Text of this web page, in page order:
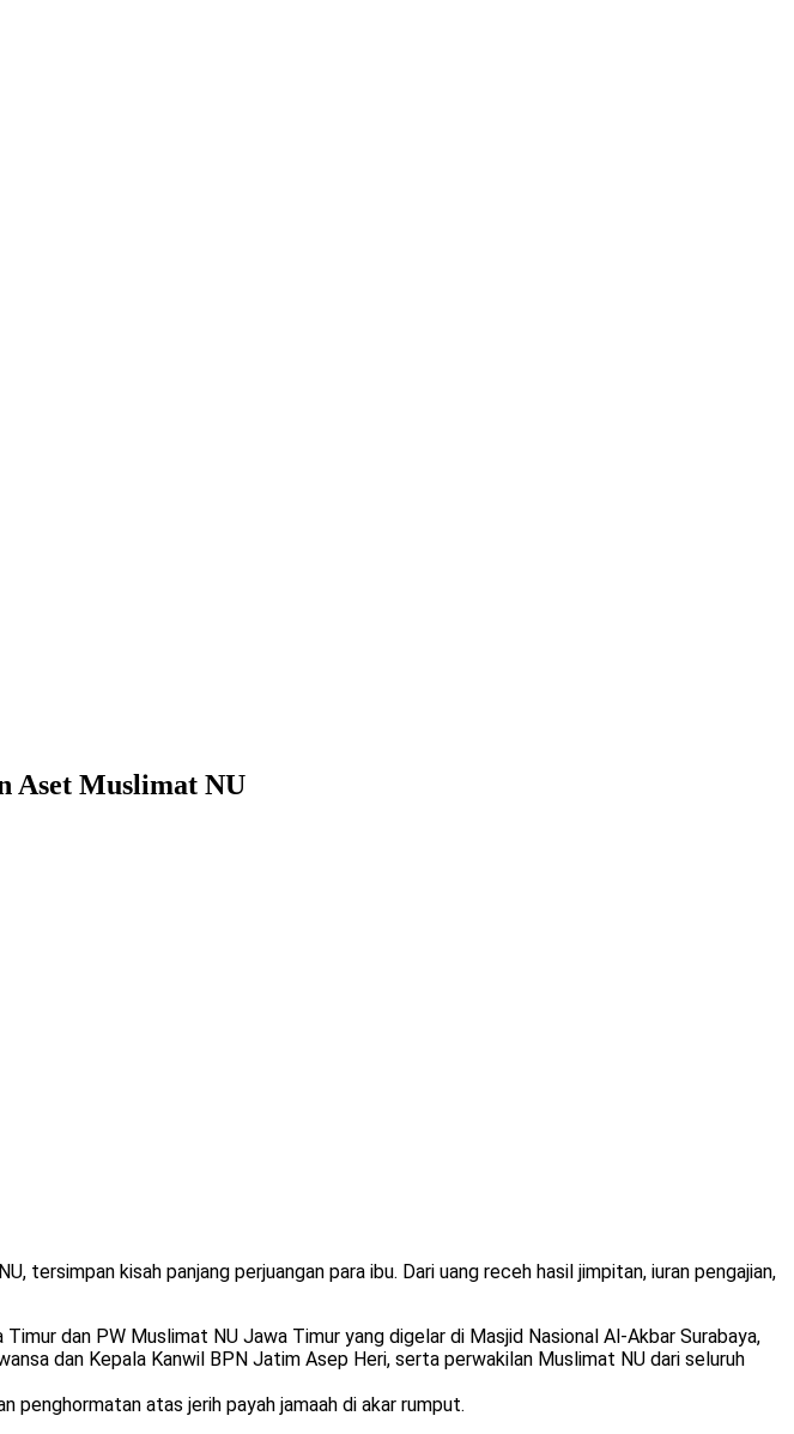
Aset Muslimat NU
tersimpan kisah panjang perjuangan para ibu. Dari uang receh hasil jimpitan, iuran pengajian,
dan PW Muslimat NU Jawa Timur yang digelar di Masjid Nasional Al-Akbar Surabaya,
dan Kepala Kanwil BPN Jatim Asep Heri, serta perwakilan Muslimat NU dari seluruh
penghormatan atas jerih payah jamaah di akar rumput.